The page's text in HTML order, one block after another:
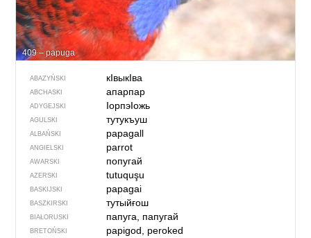
409 – papuga
ABAZYŃSKI кIвыкIва
ABCHASKI апарпар
ADYGEJSKI IорпэIожь
AGULSKI тутукъуш
ALBAŃSKI papagall
ANGIELSKI parrot
AWARSKI попугай
AZERSKI tutuquşu
BASKIJSKI papagai
BASZKIRSKI тутыйғош
BIAŁORUSKI папуга, папугай
BRETOŃSKI papigod, peroked